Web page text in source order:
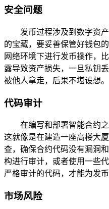
安全问题
发币过程涉及到数字资
的宝藏，要妥善保管好钱包
网络环境下进行发币操作，
露导致资产损失，一旦私钥
被他人拿走，后果不堪设想。
代码审计
在编写和部署智能合约
这就像是在建造一座高楼大
查，确保合约代码没有漏洞
构进行审计，或者使用一些
严格审计的代码，才能为发
市场风险